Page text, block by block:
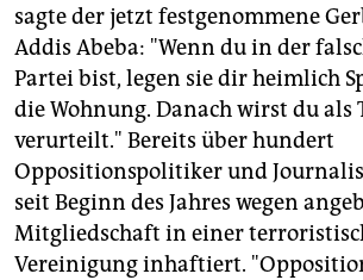
sagte der jetzt festgenommene
Addis Abeba: "Wenn du in der
Partei bist, legen sie dir heimlich
die Wohnung. Danach wirst du als
verurteilt." Bereits über hundert
Oppositionspolitiker und
seit Beginn des Jahres wegen
Mitgliedschaft in einer
Vereinigung inhaftiert.